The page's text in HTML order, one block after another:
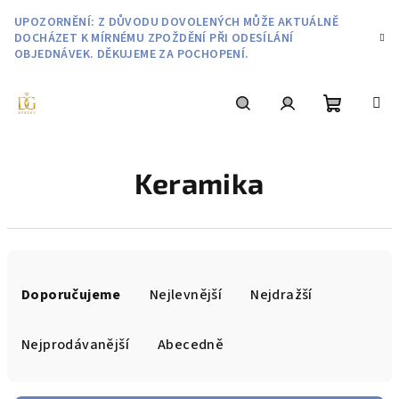
obsah
UPOZORNĚNÍ: Z DŮVODU DOVOLENÝCH MŮŽE AKTUÁLNĚ
DOCHÁZET K MÍRNÉMU ZPOŽDĚNÍ PŘI ODESÍLÁNÍ
OBJEDNÁVEK. DĚKUJEME ZA POCHOPENÍ.
Keramika
Doporučujeme Nejlevnější Nejdražší
Nejprodávanější Abecedně